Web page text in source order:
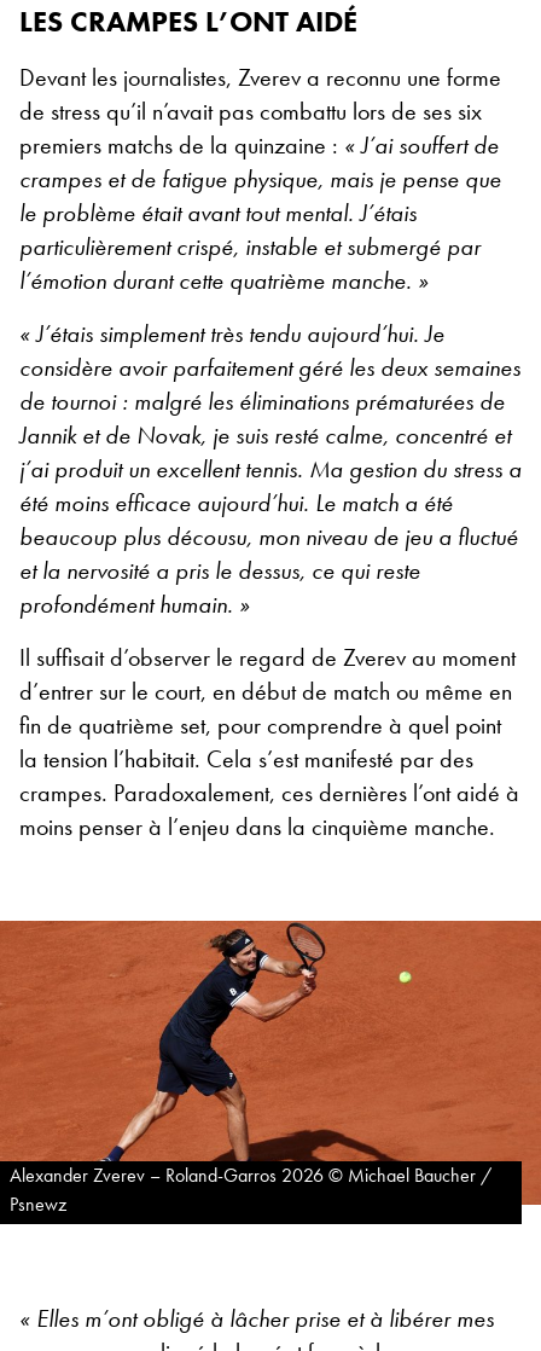
LES CRAMPES L’ONT AIDÉ
Devant les journalistes, Zverev a reconnu une forme
de stress qu’il n’avait pas combattu lors de ses six
premiers matchs de la quinzaine : « J’ai souffert de
crampes et de fatigue physique, mais je pense que
le problème était avant tout mental. J’étais
particulièrement crispé, instable et submergé par
l’émotion durant cette quatrième manche. »
« J’étais simplement très tendu aujourd’hui. Je
considère avoir parfaitement géré les deux semaines
de tournoi : malgré les éliminations prématurées de
Jannik et de Novak, je suis resté calme, concentré et
j’ai produit un excellent tennis. Ma gestion du stress a
été moins efficace aujourd’hui. Le match a été
beaucoup plus décousu, mon niveau de jeu a fluctué
et la nervosité a pris le dessus, ce qui reste
profondément humain. »
Il suffisait d’observer le regard de Zverev au moment
d’entrer sur le court, en début de match ou même en
fin de quatrième set, pour comprendre à quel point
la tension l’habitait. Cela s’est manifesté par des
crampes. Paradoxalement, ces dernières l’ont aidé à
moins penser à l’enjeu dans la cinquième manche.
Alexander Zverev – Roland-Garros 2026 © Michael Baucher /
Psnewz
« Elles m’ont obligé à lâcher prise et à libérer mes